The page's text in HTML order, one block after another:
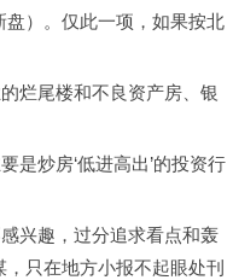
）。仅此一项，如果按北
烂尾楼和不良资产房、银
是炒房‘低进高出’的投资行
兴趣，过分追求看点和轰
只在地方小报不起眼处刊